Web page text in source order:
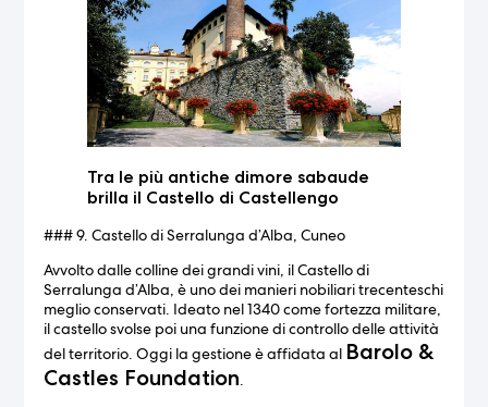
Tra le più antiche dimore sabaude
brilla il Castello di Castellengo
### 9. Castello di Serralunga d’Alba, Cuneo
Avvolto dalle colline dei grandi vini, il Castello di
Serralunga d’Alba, è uno dei manieri nobiliari trecenteschi
meglio conservati. Ideato nel 1340 come fortezza militare,
il castello svolse poi una funzione di controllo delle attività
del territorio. Oggi la gestione è affidata al Barolo &
Castles Foundation